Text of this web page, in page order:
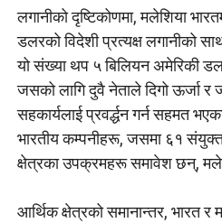
लगानीको दृष्टिकोणमा, मलेशिया
डलरको विदेशी प्रत्यक्ष लगानीको
यो संख्या थप ५ बिलियन अमेरिकी
जसको लागि दुवै नेताले दिगो ऊर्जा
सहकार्यलाई प्रवर्द्धन गर्न सहमत
भारतीय कम्पनीहरू, जसमा ६१ संयुक्त
क्षेत्रका उपक्रमहरू समावेश छन्,
आर्थिक क्षेत्रको समानान्तर, भारत र